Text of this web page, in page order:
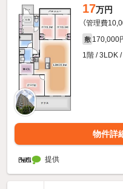
17万円
（管理費
敷 170,000
1階 / 3LDK
物件詳
提供